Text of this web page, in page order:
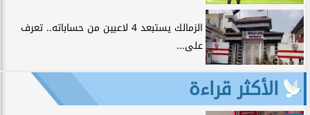
الزمالك يستبعد 4 لاعبين من حساباته.. تعرف
على...
الأكثر قراءة